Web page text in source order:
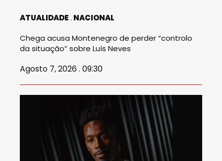
ATUALIDADE NACIONAL
Chega acusa Montenegro de perder “controlo
da situação” sobre Luís Neves
Agosto 7, 2026 . 09:30